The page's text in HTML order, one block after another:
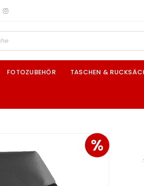
FOTOZUBEHÖR TASCHEN &
%